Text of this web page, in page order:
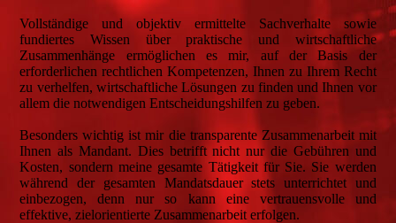
Vollständige und objektiv ermittelte Sachverhalte sowie
fundiertes Wissen über praktische und wirtschaftliche
Zusammenhänge ermöglichen es mir, auf der Basis der
erforderlichen rechtlichen Kompetenzen, Ihnen zu Ihrem Recht
zu verhelfen, wirtschaftliche Lösungen zu finden und Ihnen vor
allem die notwendigen Entscheidungshilfen zu geben.
Besonders wichtig ist mir die transparente Zusammenarbeit mit
Ihnen als Mandant. Dies betrifft nicht nur die Gebühren und
Kosten, sondern meine gesamte Tätigkeit für Sie. Sie werden
während der gesamten Mandatsdauer stets unterrichtet und
einbezogen, denn nur so kann eine vertrauensvolle und
effektive, zielorientierte Zusammenarbeit erfolgen.